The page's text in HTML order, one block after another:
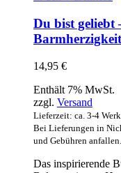
Du bist geliebt
14,95 €
Enthält 7% MwSt.
zzgl. Versand
Lieferzeit: ca. 3-4
Bei Lieferungen in
und Gebühren anfallen.
Das inspirierende